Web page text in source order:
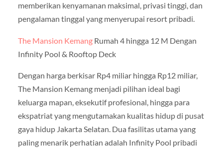
memberikan kenyamanan maksimal, privasi tinggi, dan
pengalaman tinggal yang menyerupai resort pribadi.
The Mansion KemangRumah 4 hingga 12 M Dengan
Infinity Pool & Rooftop Deck
Dengan harga berkisar Rp4 miliar hingga Rp12 miliar,
The Mansion Kemang menjadi pilihan ideal bagi
keluarga mapan, eksekutif profesional, hingga para
ekspatriat yang mengutamakan kualitas hidup di pusat
gaya hidup Jakarta Selatan. Dua fasilitas utama yang
paling menarik perhatian adalah Infinity Pool pribadi